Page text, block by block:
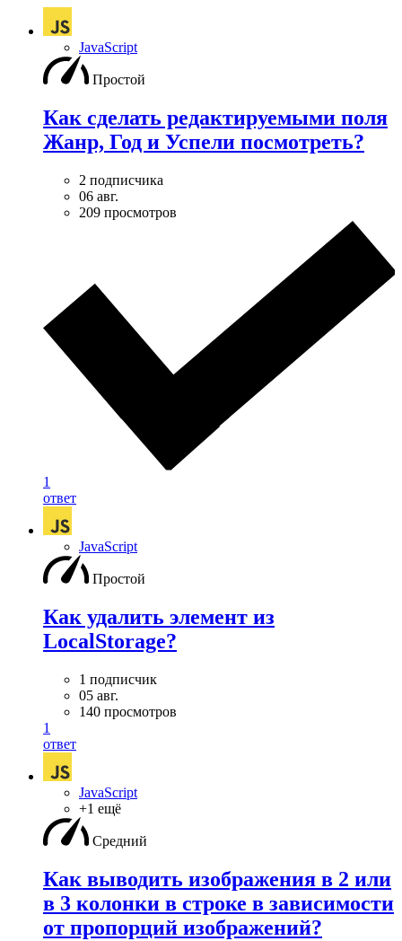
JavaScript
Простой
Как сделать редактируемыми поля
Жанр, Год и Успели посмотреть?
2 подписчика
06 авг.
209 просмотров
1
ответ
JavaScript
Простой
Как удалить элемент из
LocalStorage?
1 подписчик
05 авг.
140 просмотров
1
ответ
JavaScript
+1 ещё
Средний
Как выводить изображения в 2 или
в 3 колонки в строке в зависимости
от пропорций изображений?